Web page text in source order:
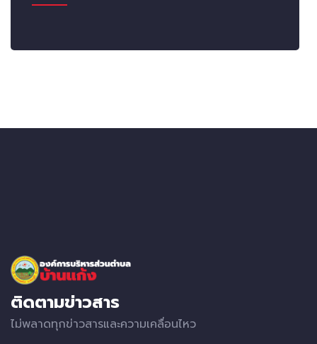
ติดตามข่าวสาร
ไม่พลาดทุกข่าวสารและความเคลื่อนไหว